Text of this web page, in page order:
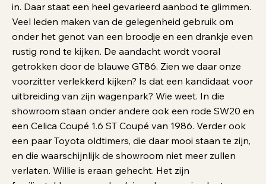
in. Daar staat een heel gevarieerd aanbod te glimmen.
Veel leden maken van de gelegenheid gebruik om
onder het genot van een broodje en een drankje even
rustig rond te kijken. De aandacht wordt vooral
getrokken door de blauwe GT86. Zien we daar onze
voorzitter verlekkerd kijken? Is dat een kandidaat voor
uitbreiding van zijn wagenpark? Wie weet. In die
showroom staan onder andere ook een rode SW20 en
een Celica Coupé 1.6 ST Coupé van 1986. Verder ook
een paar Toyota oldtimers, die daar mooi staan te zijn,
en die waarschijnlijk de showroom niet meer zullen
verlaten. Willie is eraan gehecht. Het zijn